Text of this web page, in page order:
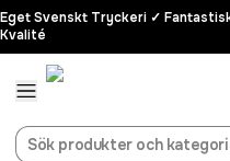
Eget Svenskt Tryckeri ✓
Kvalité